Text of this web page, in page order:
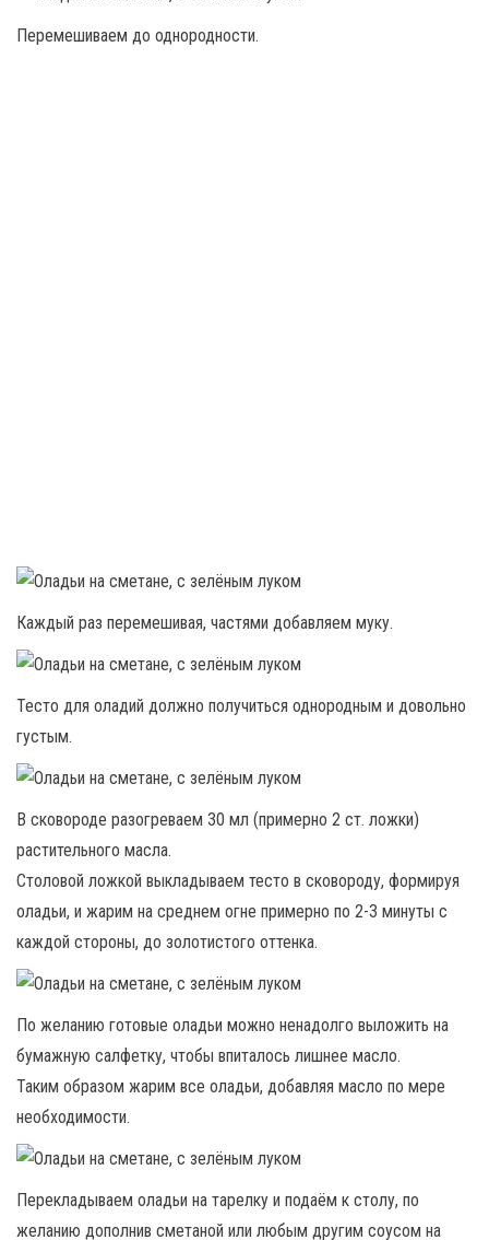
Перемешиваем до однородности.
Каждый раз перемешивая, частями добавляем муку.
Тесто для оладий должно получиться однородным и довольно
густым.
В сковороде разогреваем 30 мл (примерно 2 ст. ложки)
растительного масла.
Столовой ложкой выкладываем тесто в сковороду, формируя
оладьи, и жарим на среднем огне примерно по 2-3 минуты с
каждой стороны, до золотистого оттенка.
По желанию готовые оладьи можно ненадолго выложить на
бумажную салфетку, чтобы впиталось лишнее масло.
Таким образом жарим все оладьи, добавляя масло по мере
необходимости.
Перекладываем оладьи на тарелку и подаём к столу, по
желанию дополнив сметаной или любым другим соусом на